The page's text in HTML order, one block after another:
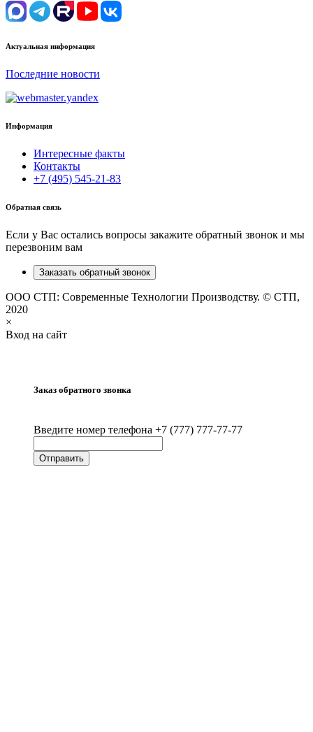
Актуальная информация
Последние новости
Информация
Интересные факты
Контакты
+7 (495) 545-21-83
Обратная связь
Если у Вас остались вопросы закажите обратный звонок и мы
перезвоним вам
Заказать обратный звонок
ООО СТП: Современные Технологии Производству. © СТП,
2020
×
Вход на сайт
Заказ обратного звонка
Введите номер телефона +7 (777) 777-77-77
Отправить